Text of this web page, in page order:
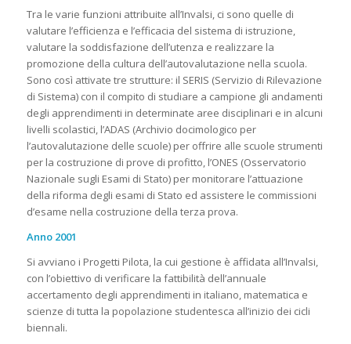
Tra le varie funzioni attribuite all’Invalsi, ci sono quelle di
valutare l’efficienza e l’efficacia del sistema di istruzione,
valutare la soddisfazione dell’utenza e realizzare la
promozione della cultura dell’autovalutazione nella scuola.
Sono così attivate tre strutture: il SERIS (Servizio di Rilevazione
di Sistema) con il compito di studiare a campione gli andamenti
degli apprendimenti in determinate aree disciplinari e in alcuni
livelli scolastici, l’ADAS (Archivio docimologico per
l’autovalutazione delle scuole) per offrire alle scuole strumenti
per la costruzione di prove di profitto, l’ONES (Osservatorio
Nazionale sugli Esami di Stato) per monitorare l’attuazione
della riforma degli esami di Stato ed assistere le commissioni
d’esame nella costruzione della terza prova.
Anno 2001
Si avviano i Progetti Pilota, la cui gestione è affidata all’Invalsi,
con l’obiettivo di verificare la fattibilità dell’annuale
accertamento degli apprendimenti in italiano, matematica e
scienze di tutta la popolazione studentesca all’inizio dei cicli
biennali.